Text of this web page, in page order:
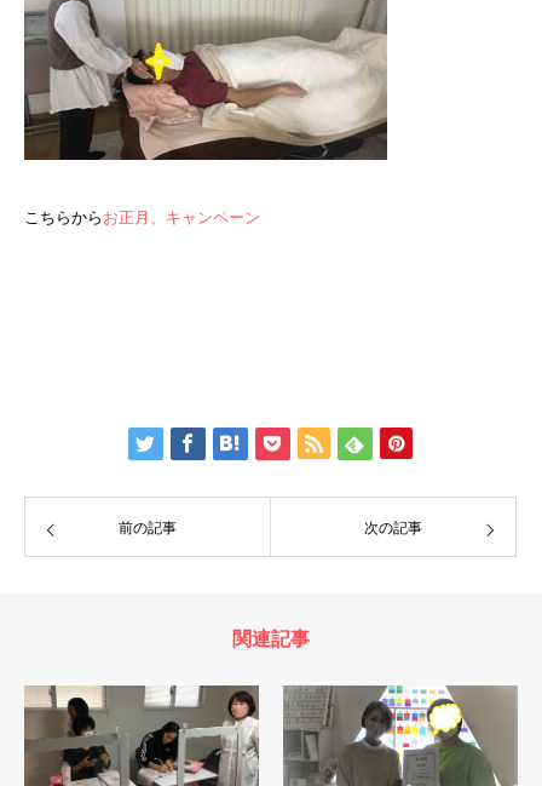
こちらから お正月、キャンペーン
前の記事 次の記事
関連記事